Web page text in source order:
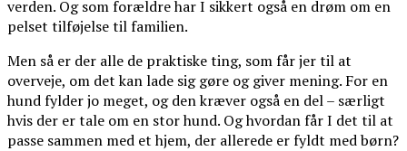
verden. Og som forældre har I sikkert også en drøm om en
pelset tilføjelse til familien.
Men så er der alle de praktiske ting, som får jer til at
overveje, om det kan lade sig gøre og giver mening. For en
hund fylder jo meget, og den kræver også en del – særligt
hvis der er tale om en stor hund. Og hvordan får I det til at
passe sammen med et hjem, der allerede er fyldt med børn?